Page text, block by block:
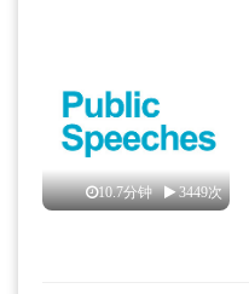
10.7分钟 3449次